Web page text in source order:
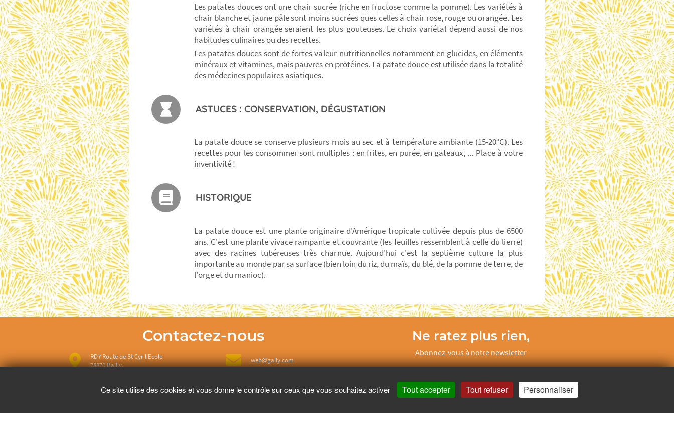
Les patates douces ont une chair sucrée (riche en fructose comme la pomme). Les variétés à
chair blanche et jaune pâle sont moins sucrées ques celles à chair rose, rouge ou orangée. Les
variétés à chair orangée seraient les plus gouteuses. Le choix variétal dépend aussi de nos
habitudes culinaires ou des recettes.
Les patates douces sont de fortes valeur nutritionnelles notamment en glucides, en éléments
minéraux et vitamines, mais pauvres en protéines. La patate douce est utilisée dans la totalité
des médecines populaires asiatiques.
ASTUCES : CONSERVATION, DÉGUSTATION
La patate douce se conserve plusieurs mois au sec et à température ambiante (15-20°C). Les
recettes pour les consommer sont multiples : en frites, en purée, en gateaux, ... Place à votre
inventivité !
HISTORIQUE
La patate douce est une plante originaire d'Amérique tropicale cultivée depuis plus de 6500
ans. C'est une plante vivace rampante et couvrante (les feuilles ressemblent à celle du lierre)
avec des racines tubéreuses très charnue. Aujourd'hui c'est la septième culture la plus
importante au monde par sa surface (bien loin du riz, du maïs, du blé, de la pomme de terre, de
l'orge et du manioc).
Contactez-nous
RD7 Route de St Cyr l'Ecole
78870 Bailly.
web@gally.com
01 39 63 30 90 répondeur préenregistré, ne prend
les messages
Ne ratez plus rien,
Abonnez-vous à notre newsletter
Ce site utilise des cookies et vous donne le contrôle sur ceux que vous souhaitez activer Tout accepter Tout refuser Personnaliser